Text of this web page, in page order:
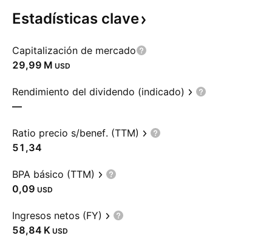
Estadísticas clave
Capitalización de mercado
‪29,99 M‬ USD
Rendimiento del dividendo (indicado)
—
Ratio precio s/benef. (TTM)
51,34
BPA básico (TTM)
0,09 USD
Ingresos netos (FY)
‪58,84 K‬ USD